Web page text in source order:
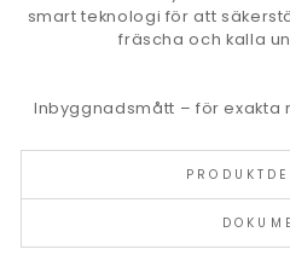
smart teknologi för att
fräscha och kalla
Inbyggnadsmått – för exakta